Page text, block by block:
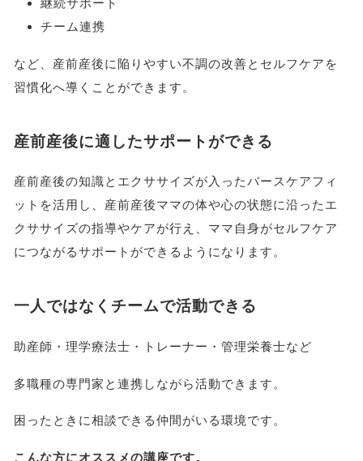
継続サポート
チーム連携
など、産前産後に陥りやすい不調の改善とセルフケアを
習慣化へ導くことができます。
産前産後に適したサポートができる
産前産後の知識とエクササイズが入ったバースケアフィ
ットを活用し、産前産後ママの体や心の状態に沿ったエ
クササイズの指導やケアが行え、ママ自身がセルフケア
につながるサポートができるようになります。
一人ではなくチームで活動できる
助産師・理学療法士・トレーナー・管理栄養士など
多職種の専門家と連携しながら活動できます。
困ったときに相談できる仲間がいる環境です。
こんな方にオススメの講座です。